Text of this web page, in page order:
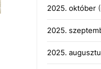
2025. október
2025.
2025.